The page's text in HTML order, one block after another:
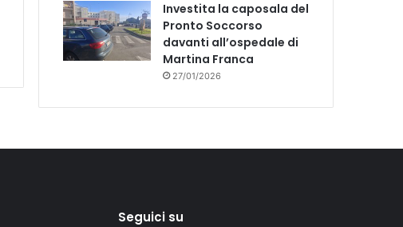
Investita la caposala del
Pronto Soccorso
davanti all’ospedale di
Martina Franca
27/01/2026
Seguici su